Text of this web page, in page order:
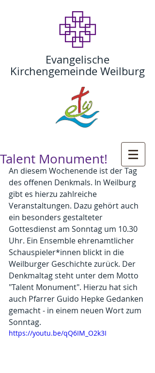
Evangelische
Kirchengemeinde Weilburg
Talent Monument!
An diesem Wochenende ist der Tag
des offenen Denkmals. In Weilburg
gibt es hierzu zahlreiche
Veranstaltungen. Dazu gehört auch
ein besonders gestalteter
Gottesdienst am Sonntag um 10.30
Uhr. Ein Ensemble ehrenamtlicher
Schauspieler*innen blickt in die
Weilburger Geschichte zurück. Der
Denkmaltag steht unter dem Motto
"Talent Monument". Hierzu hat sich
auch Pfarrer Guido Hepke Gedanken
gemacht - in einem neuen Wort zum
Sonntag.
https://youtu.be/qQ6IM_O2k3I